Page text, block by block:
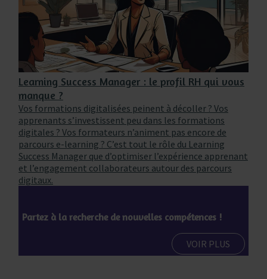
Learning Success Manager : le profil RH qui vous
manque ?
Vos formations digitalisées peinent à décoller ? Vos
apprenants s’investissent peu dans les formations
digitales ? Vos formateurs n’animent pas encore de
parcours e-learning ? C’est tout le rôle du Learning
Success Manager que d’optimiser l’expérience apprenant
et l’engagement collaborateurs autour des parcours
digitaux.
Partez à la recherche de nouvelles compétences !
VOIR PLUS